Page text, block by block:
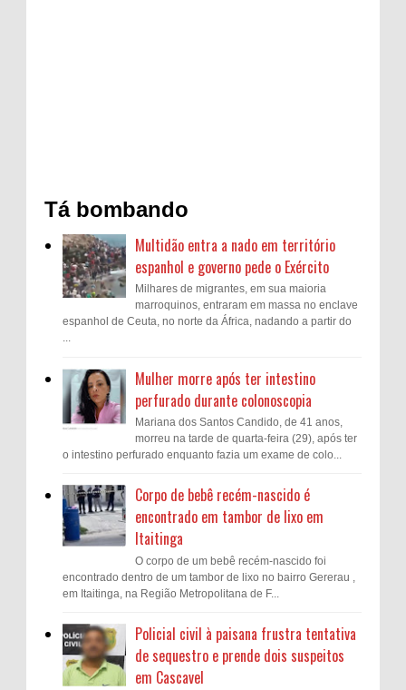
Tá bombando
Multidão entra a nado em território
espanhol e governo pede o Exército
Milhares de migrantes, em sua maioria
marroquinos, entraram em massa no enclave
espanhol de Ceuta, no norte da África, nadando a partir do
...
Mulher morre após ter intestino
perfurado durante colonoscopia
Mariana dos Santos Candido, de 41 anos,
morreu na tarde de quarta-feira (29), após ter
o intestino perfurado enquanto fazia um exame de colo...
Corpo de bebê recém-nascido é
encontrado em tambor de lixo em
Itaitinga
O corpo de um bebê recém-nascido foi
encontrado dentro de um tambor de lixo no bairro Gererau ,
em Itaitinga, na Região Metropolitana de F...
Policial civil à paisana frustra tentativa
de sequestro e prende dois suspeitos
em Cascavel